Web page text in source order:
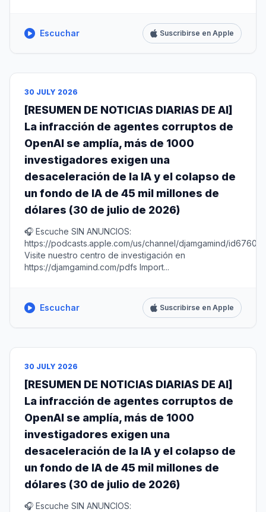
Escuchar Suscribirse en Apple
30 JULY 2026
[RESUMEN DE NOTICIAS DIARIAS DE AI]
La infracción de agentes corruptos de
OpenAI se amplía, más de 1000
investigadores exigen una
desaceleración de la IA y el colapso de
un fondo de IA de 45 mil millones de
dólares (30 de julio de 2026)
🎧 Escuche SIN ANUNCIOS:
https://podcasts.apple.com/us/channel/djamgamind/
Visite nuestro centro de investigación en
https://djamgamind.com/pdfs Import...
Escuchar Suscribirse en Apple
30 JULY 2026
[RESUMEN DE NOTICIAS DIARIAS DE AI]
La infracción de agentes corruptos de
OpenAI se amplía, más de 1000
investigadores exigen una
desaceleración de la IA y el colapso de
un fondo de IA de 45 mil millones de
dólares (30 de julio de 2026)
🎧 Escuche SIN ANUNCIOS: